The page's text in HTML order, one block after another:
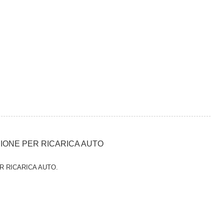
PER RICARICA AUTO
RICARICA AUTO.